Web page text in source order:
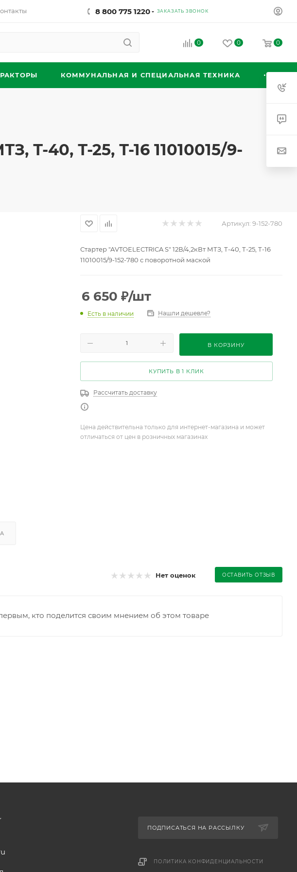
8 800 775 1220 ЗАКАЗАТЬ ЗВОНОК
0 0 0
КОММУНАЛЬНАЯ И СПЕЦИАЛЬНАЯ ТЕХНИКА
Т-40, Т-25, Т-16 11010015/9-
Артикул: 9-152-780
Стартер "AVTOELECTRICA S" 12В/4,2кВт МТЗ, Т-40, Т-25, Т-16
11010015/9-152-780 с поворотной маской
6 650 ₽/шт
Есть в наличии Нашли дешевле?
В КОРЗИНУ
КУПИТЬ В 1 КЛИК
Рассчитать доставку
Цена действительна только для интернет-магазина и может
отличаться от цен в розничных магазинах
Нет оценок ОСТАВИТЬ ОТЗЫВ
кто поделится своим мнением об этом товаре
ПОДПИСАТЬСЯ НА РАССЫЛКУ
ПОЛИТИКА КОНФИДЕНЦИАЛЬНОСТИ